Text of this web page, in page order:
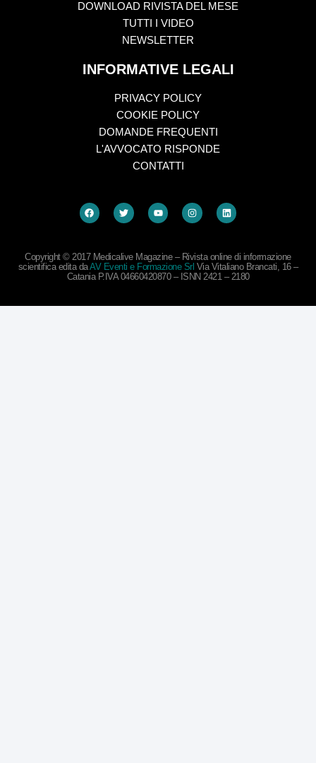
DOWNLOAD RIVISTA DEL MESE
TUTTI I VIDEO
NEWSLETTER
INFORMATIVE LEGALI
PRIVACY POLICY
COOKIE POLICY
DOMANDE FREQUENTI
L'AVVOCATO RISPONDE
CONTATTI
Copyright © 2017 Medicalive Magazine – Rivista online di informazione
scientifica edita daAV Eventi e Formazione Srl Via Vitaliano Brancati, 16 –
Catania P.IVA 04660420870 – ISNN 2421 – 2180